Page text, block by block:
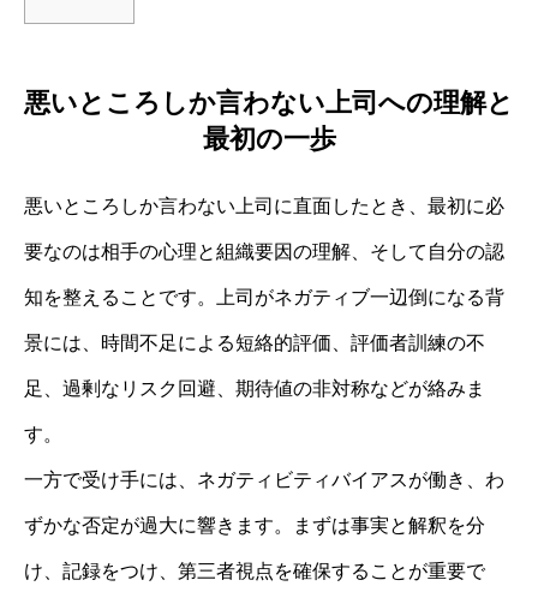
悪いところしか言わない上司への理解と
最初の一歩
悪いところしか言わない上司に直面したとき、最初に必
要なのは相手の心理と組織要因の理解、そして自分の認
知を整えることです。上司がネガティブ一辺倒になる背
景には、時間不足による短絡的評価、評価者訓練の不
足、過剰なリスク回避、期待値の非対称などが絡みま
す。
一方で受け手には、ネガティビティバイアスが働き、わ
ずかな否定が過大に響きます。まずは事実と解釈を分
け、記録をつけ、第三者視点を確保することが重要で